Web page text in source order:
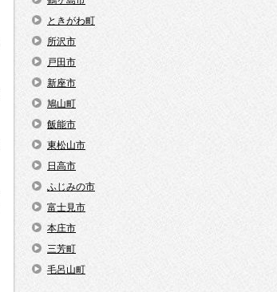
ときがわ町
所沢市
戸田市
新座市
鳩山町
飯能市
東松山市
日高市
ふじみの市
富士見市
本庄市
三芳町
毛呂山町